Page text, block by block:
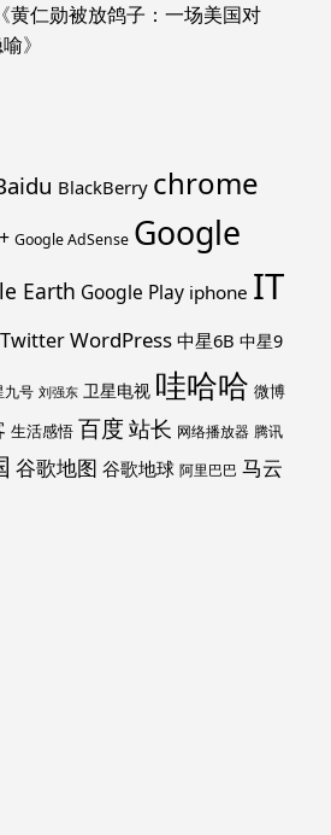
黄仁勋被放鸽子：一场美国对
》
BlackBerry chrome
Google AdSense Google
Earth Google Play iphone IT
TwitterWordPress 中星6B 中星9
九号 刘强东 卫星电视 哇哈哈 微博
生活感悟 百度 站长 网络播放器 腾讯
谷歌地图 谷歌地球 阿里巴巴 马云